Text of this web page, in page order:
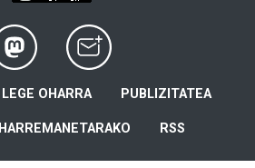
LEGE OHARRA PUBLIZITATEA
HARREMANETARAKO RSS